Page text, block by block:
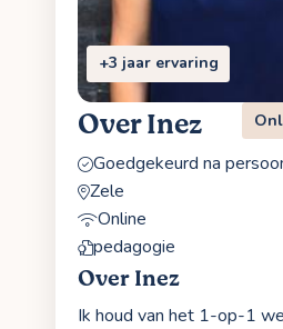
+3 jaar ervaring
Over Inez
Goedgekeurd na
Zele
Online
pedagogie
Over Inez
Ik houd van het 1-op-1